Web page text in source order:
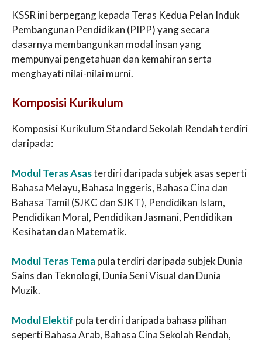
KSSR ini berpegang kepada Teras Kedua Pelan Induk
Pembangunan Pendidikan (PIPP) yang secara
dasarnya membangunkan modal insan yang
mempunyai pengetahuan dan kemahiran serta
menghayati nilai-nilai murni.
Komposisi Kurikulum
Komposisi Kurikulum Standard Sekolah Rendah terdiri
daripada:
Modul Teras Asasterdiri daripada subjek asas seperti
Bahasa Melayu, Bahasa Inggeris, Bahasa Cina dan
Bahasa Tamil (SJKC dan SJKT), Pendidikan Islam,
Pendidikan Moral, Pendidikan Jasmani, Pendidikan
Kesihatan dan Matematik.
Modul Teras Temapula terdiri daripada subjek Dunia
Sains dan Teknologi, Dunia Seni Visual dan Dunia
Muzik.
Modul Elektif pula terdiri daripada bahasa pilihan
seperti Bahasa Arab, Bahasa Cina Sekolah Rendah,